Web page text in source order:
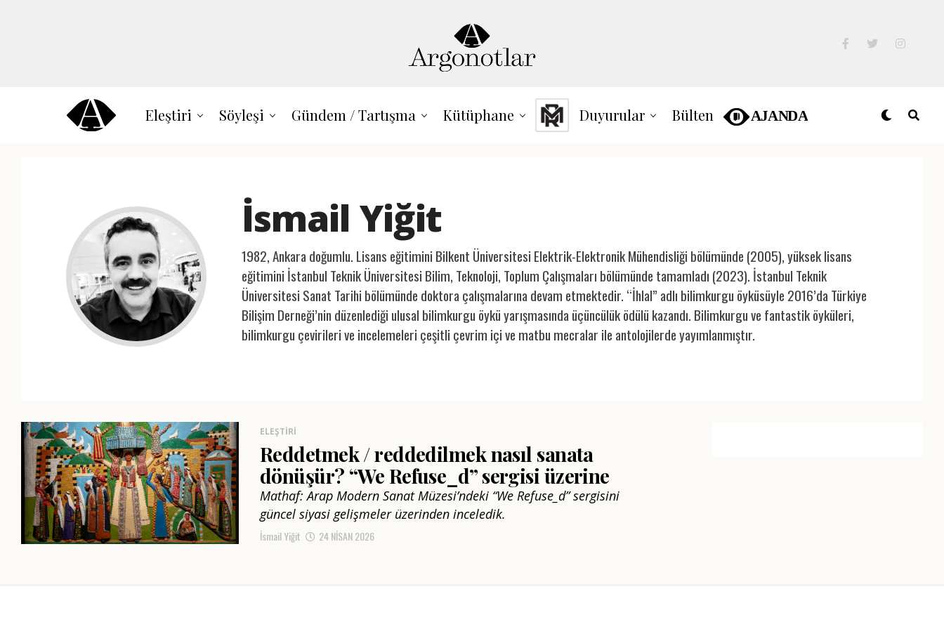
Eleştiri Söyleşi Gündem / Tartışma Kütüphane Duyurular Bülten
İsmail Yiğit
1982, Ankara doğumlu. Lisans eğitimini Bilkent Üniversitesi Elektrik-Elektronik Mühendisliği bölümünde (2005), yüksek lisans
eğitimini İstanbul Teknik Üniversitesi Bilim, Teknoloji, Toplum Çalışmaları bölümünde tamamladı (2023). İstanbul Teknik
Üniversitesi Sanat Tarihi bölümünde doktora çalışmalarına devam etmektedir. “İhlal” adlı bilimkurgu öyküsüyle 2016’da Türkiye
Bilişim Derneği’nin düzenlediği ulusal bilimkurgu öykü yarışmasında üçüncülük ödülü kazandı. Bilimkurgu ve fantastik öyküleri,
bilimkurgu çevirileri ve incelemeleri çeşitli çevrim içi ve matbu mecralar ile antolojilerde yayımlanmıştır.
ELEŞTIRI
Reddetmek / reddedilmek nasıl sanata
dönüşür? “We Refuse_d” sergisi üzerine
Mathaf: Arap Modern Sanat Müzesi’ndeki “We Refuse_d” sergisini
güncel siyasi gelişmeler üzerinden inceledik.
İsmail Yiğit 24 NISAN 2026